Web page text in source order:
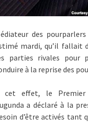
des
mardi, qu’il fallait
parties rivales pour
à la reprise des
cet effet, le Premier
a déclaré à la
d’être activés tant